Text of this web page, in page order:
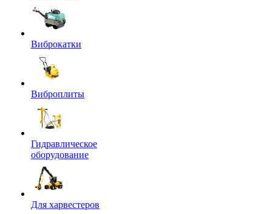
Виброкатки
Виброплиты
Гидравлическое
оборудование
Для харвестеров